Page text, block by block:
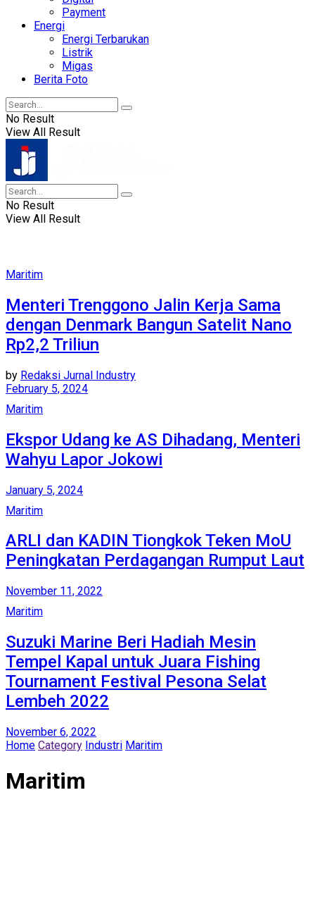
Payment
Energi
Energi Terbarukan
Listrik
Migas
Berita Foto
No Result
View All Result
No Result
View All Result
Maritim
Menteri Trenggono Jalin Kerja Sama
dengan Denmark Bangun Satelit Nano
Rp2,2 Triliun
by Redaksi Jurnal Industry
February 5, 2024
Maritim
Ekspor Udang ke AS Dihadang, Menteri
Wahyu Lapor Jokowi
January 5, 2024
Maritim
ARLI dan KADIN Tiongkok Teken MoU
Peningkatan Perdagangan Rumput Laut
November 11, 2022
Maritim
Suzuki Marine Beri Hadiah Mesin
Tempel Kapal untuk Juara Fishing
Tournament Festival Pesona Selat
Lembeh 2022
November 6, 2022
Home Category Industri Maritim
Maritim